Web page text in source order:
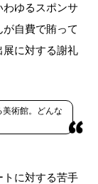
ゆるスポンサ
自費で賄って
展に対する謝礼
術館。どんな
トに対する苦手